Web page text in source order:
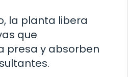
la planta libera
que
presa y absorben